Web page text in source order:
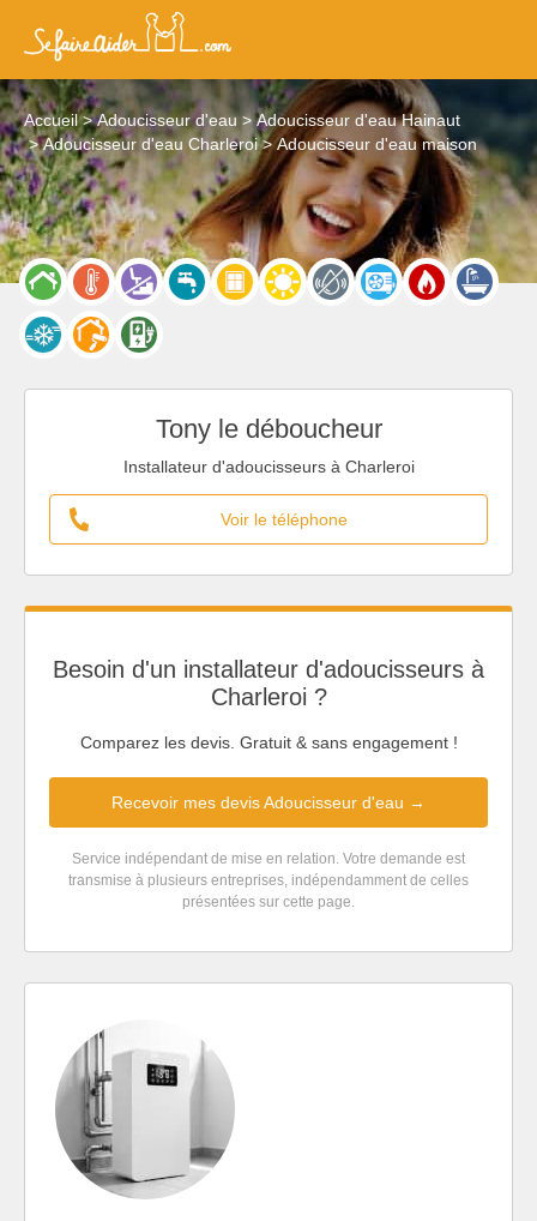
Accueil Adoucisseur d'eau
Adoucisseur d'eau Hainaut
Adoucisseur d'eau Charleroi
Adoucisseur d'eau maison
Tony le déboucheur
Installateur d'adoucisseurs à Charleroi
Voir le téléphone
Besoin d'un installateur d'adoucisseurs à
Charleroi ?
Comparez les devis. Gratuit & sans engagement !
Recevoir mes devis Adoucisseur d'eau →
Service indépendant de mise en relation. Votre demande est
transmise à plusieurs entreprises, indépendamment de celles
présentées sur cette page.